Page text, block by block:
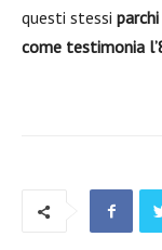
questi stessi
come testimonia